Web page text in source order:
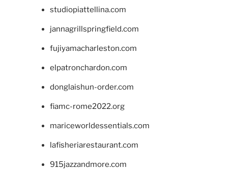
studiopiattellina.com
jannagrillspringfield.com
fujiyamacharleston.com
elpatronchardon.com
donglaishun-order.com
fiamc-rome2022.org
mariceworldessentials.com
lafisheriarestaurant.com
915jazzandmore.com